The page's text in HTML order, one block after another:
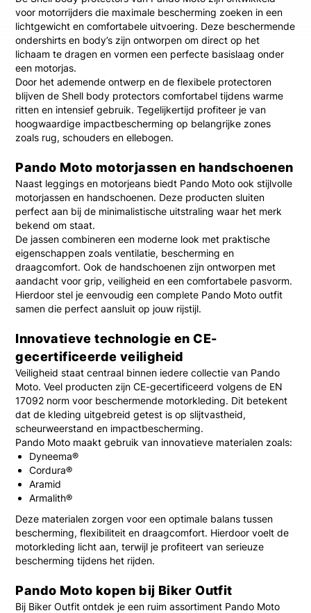
voor motorrijders die maximale bescherming zoeken in een
lichtgewicht en comfortabele uitvoering. Deze beschermende
ondershirts en body’s zijn ontworpen om direct op het
lichaam te dragen en vormen een perfecte basislaag onder
een motorjas.
Door het ademende ontwerp en de flexibele protectoren
blijven de Shell body protectors comfortabel tijdens warme
ritten en intensief gebruik. Tegelijkertijd profiteer je van
hoogwaardige impactbescherming op belangrijke zones
zoals rug, schouders en ellebogen.
Pando Moto motorjassen en handschoenen
Naast leggings en motorjeans biedt Pando Moto ook stijlvolle
motorjassen en handschoenen. Deze producten sluiten
perfect aan bij de minimalistische uitstraling waar het merk
bekend om staat.
De jassen combineren een moderne look met praktische
eigenschappen zoals ventilatie, bescherming en
draagcomfort. Ook de handschoenen zijn ontworpen met
aandacht voor grip, veiligheid en een comfortabele pasvorm.
Hierdoor stel je eenvoudig een complete Pando Moto outfit
samen die perfect aansluit op jouw rijstijl.
Innovatieve technologie en CE-
gecertificeerde veiligheid
Veiligheid staat centraal binnen iedere collectie van Pando
Moto. Veel producten zijn CE-gecertificeerd volgens de EN
17092 norm voor beschermende motorkleding. Dit betekent
dat de kleding uitgebreid getest is op slijtvastheid,
scheurweerstand en impactbescherming.
Pando Moto maakt gebruik van innovatieve materialen zoals:
Dyneema®
Cordura®
Aramid
Armalith®
Deze materialen zorgen voor een optimale balans tussen
bescherming, flexibiliteit en draagcomfort. Hierdoor voelt de
motorkleding licht aan, terwijl je profiteert van serieuze
bescherming tijdens het rijden.
Pando Moto kopen bij Biker Outfit
Bij Biker Outfit ontdek je een ruim assortiment Pando Moto